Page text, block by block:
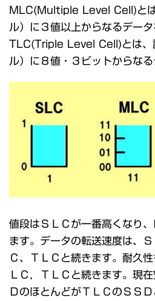
MLC(Multiple Level Cell)と
ル）に３値以上からなるデー
TLC(Triple Level Cell)とは、
ル）に８値・３ビットからな
値段はＳＬＣが一番高くなり
ます。データの転送速度は、Ｓ
Ｃ、ＴＬＣと続きます。耐久
ＬＣ，ＴＬＣと続きます。現
ＤのほとんどがＴＬＣのＳＳＤ